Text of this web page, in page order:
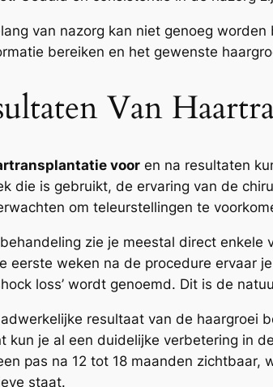
van nazorg kan niet genoeg
bereiken en het gewenste
Van
voor en na resultaten
die is gebruikt, de ervaring van de
om teleurstellingen te
zie je meestal direct
eerste weken na de procedure ervaar
loss’ wordt genoemd. Dit is de
resultaat van de haargroei
kun je al een duidelijke verbetering in
pas na 12 tot 18 maanden
staat.